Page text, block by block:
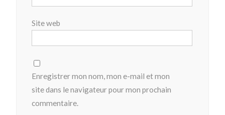
Site web
Enregistrer mon nom, mon e-mail et mon
site dans le navigateur pour mon prochain
commentaire.